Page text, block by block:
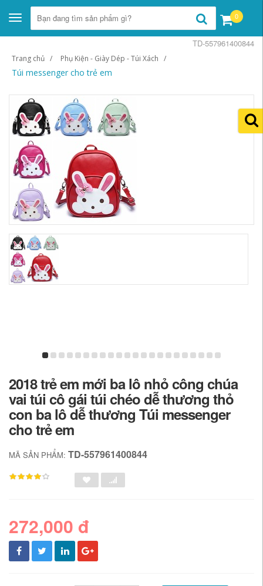
Toggle
navigation
0
Trang chủ Phụ Kiện - Giày Dép - Túi Xách
Túi messenger cho trẻ em
TD-557961400844
2018 trẻ em mới ba lô nhỏ công chúa
vai túi cô gái túi chéo dễ thương thỏ
con ba lô dễ thương Túi messenger
cho trẻ em
MÃ SẢN PHẨM: TD-557961400844
272,000 đ